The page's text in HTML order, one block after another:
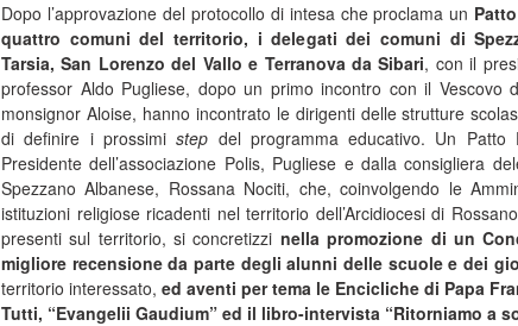
Dopo l’approvazione del protocollo di intesa che proclama un
quattro comuni del territorio, i delegati dei comuni di
Tarsia, San Lorenzo del Vallo e Terranova da Sibari, con il
professor Aldo Pugliese, dopo un primo incontro con il Vescovo
monsignor Aloise, hanno incontrato le dirigenti delle strutture
di definire i prossimistep del programma educativo. Un Patto
Presidente dell’associazione Polis, Pugliese e dalla consigliera
Spezzano Albanese, Rossana Nociti, che, coinvolgendo le
istituzioni religiose ricadenti nel territorio dell’Arcidiocesi di
presenti sul territorio, si concretizzi nella promozione di un
migliore recensione da parte degli alunni delle scuole e dei
territorio interessato, ed aventi per tema le Encicliche di Papa
Tutti, “Evangelii Gaudium” ed il libro-intervista “Ritorniamo a